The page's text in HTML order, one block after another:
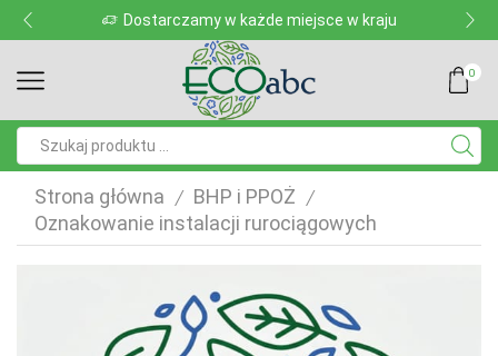
Dostarczamy w każde miejsce w kraju
0
Strona główna / BHP i PPOŻ /
Oznakowanie instalacji rurociągowych